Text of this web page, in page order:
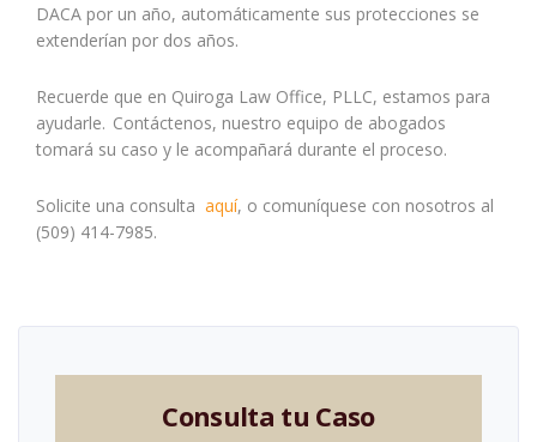
DACA por un año, automáticamente sus protecciones se
extenderían por dos años.
Recuerde que en Quiroga Law Office, PLLC, estamos para
ayudarle. Contáctenos, nuestro equipo de abogados
tomará su caso y le acompañará durante el proceso.
Solicite una consulta aquí, o comuníquese con nosotros al
(509) 414-7985.
Consulta tu Caso